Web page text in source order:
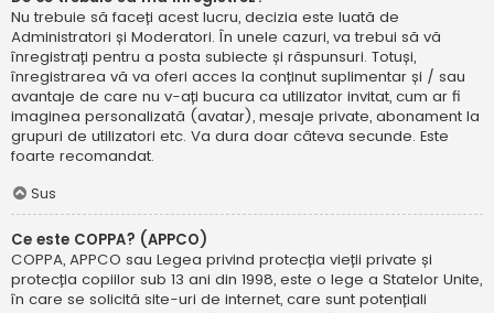
Nu trebuie să faceți acest lucru, decizia este luată de
Administratori și Moderatori. În unele cazuri, va trebui să vă
înregistrați pentru a posta subiecte și răspunsuri. Totuși,
înregistrarea vă va oferi acces la conținut suplimentar și / sau
avantaje de care nu v-ați bucura ca utilizator invitat, cum ar fi
imaginea personalizată (avatar), mesaje private, abonament la
grupuri de utilizatori etc. Va dura doar câteva secunde. Este
foarte recomandat.
Sus
Ce este COPPA? (APPCO)
COPPA, APPCO sau Legea privind protecția vieții private și
protecția copiilor sub 13 ani din 1998, este o lege a Statelor Unite,
în care se solicită site-uri de internet, care sunt potențiali